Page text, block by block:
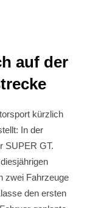
auf der
kürzlich
In der
SUPER GT.
zwei Fahrzeuge
den ersten